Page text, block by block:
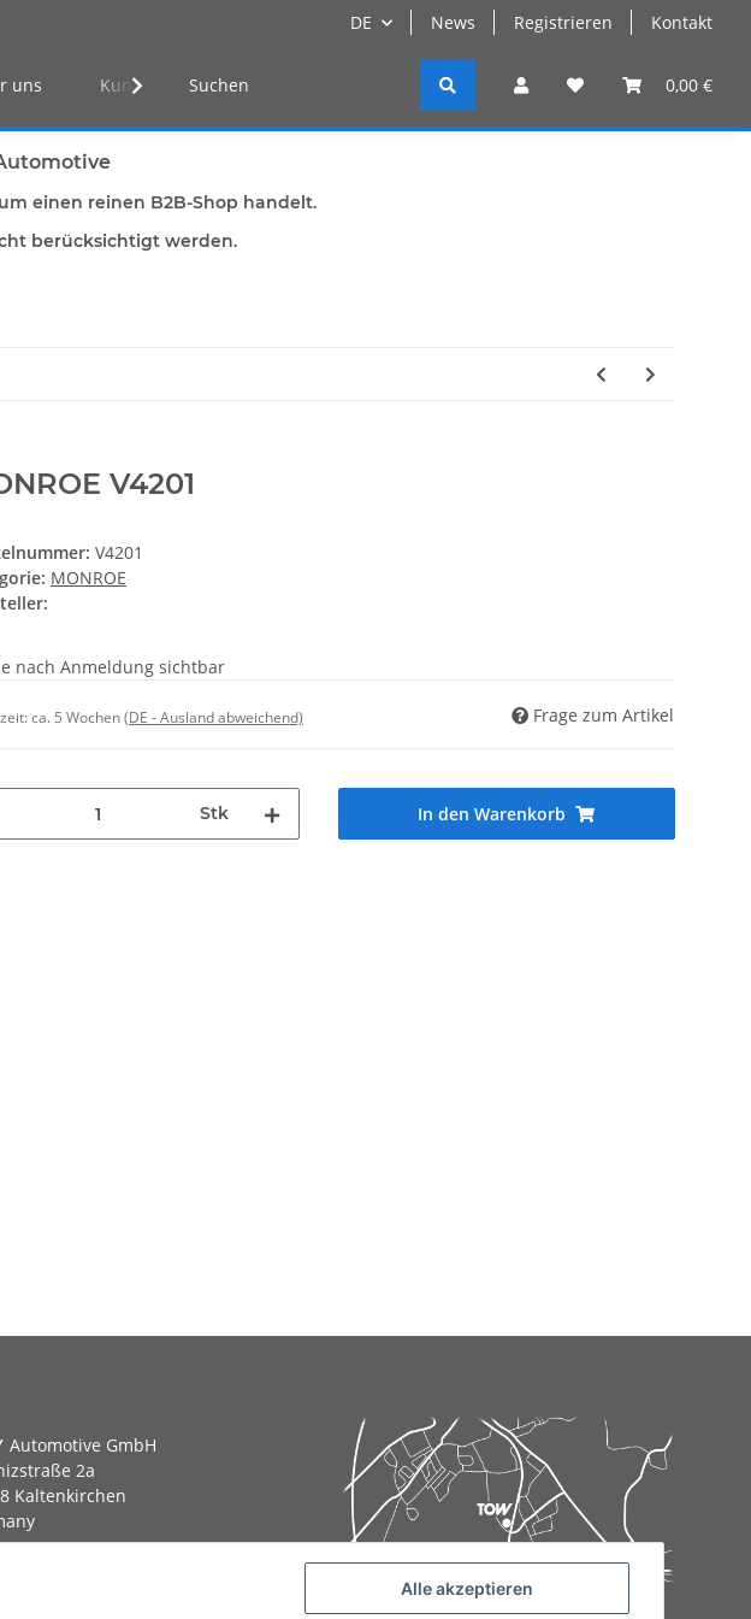
DE News Registrieren Kontakt
0,00 €
uns Kunden Log-in
einen reinen B2B-Shop handelt.
berücksichtigt werden.
V4201
V4201
MONROE
nach Anmeldung sichtbar
ca. 5 Wochen(DE - Ausland abweichend) Frage zum Artikel
Stk In den Warenkorb
Automotive GmbH
2a
Kaltenkirchen
Alle akzeptieren